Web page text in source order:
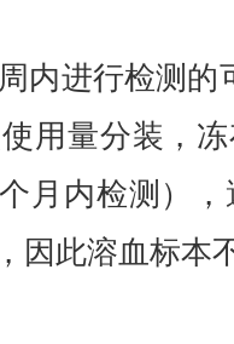
内进行检测
用量分装，
月内检测）
因此溶血标本